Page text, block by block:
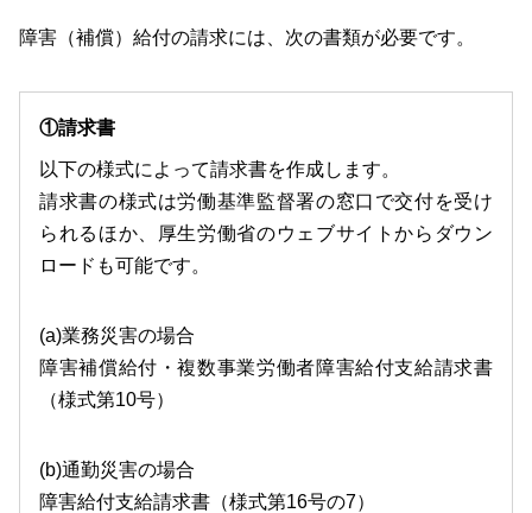
障害（補償）給付の請求には、次の書類が必要です。
①請求書
以下の様式によって請求書を作成します。
請求書の様式は労働基準監督署の窓口で交付を受け
られるほか、厚生労働省のウェブサイトからダウン
ロードも可能です。
(a)業務災害の場合
障害補償給付・複数事業労働者障害給付支給請求書
（様式第10号）
(b)通勤災害の場合
障害給付支給請求書（様式第16号の7）